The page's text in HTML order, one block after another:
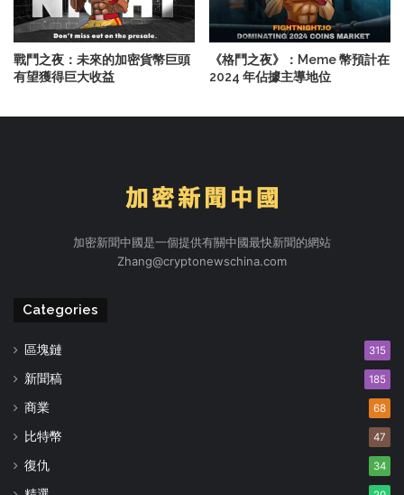
戰鬥之夜：未來的加密貨幣巨頭
有望獲得巨大收益
《格鬥之夜》：Meme 幣預計在
2024 年佔據主導地位
加密新聞中國是一個提供有關中國最快新聞的網站
Zhang@cryptonewschina.com
Categories
區塊鏈 315
新聞稿 185
商業 68
比特幣 47
復仇 34